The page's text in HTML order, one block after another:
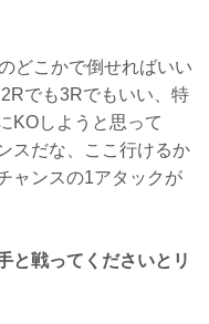
どこかで倒せればいい
でも3Rでもいい、特
KOしようと思って
スだな、ここ行けるか
ャンスの1アタックが
と戦ってくださいとリ